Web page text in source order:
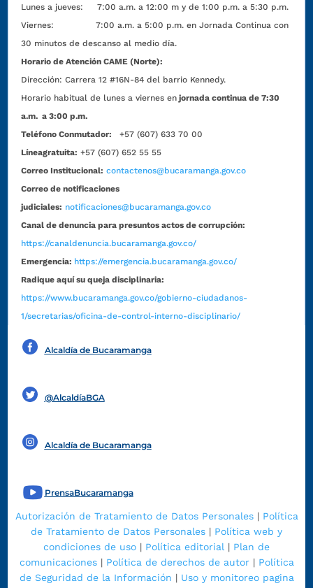
Lunes a jueves: 7:00 a.m. a 12:00 m y de 1:00 p.m. a 5:30 p.m.
Viernes: 7:00 a.m. a 5:00 p.m. en Jornada Continua con
30 minutos de descanso al medio día.
Horario de Atención CAME (Norte):
Dirección:Carrera 12 #16N-84 del barrio Kennedy.
Horario habitual de lunes a viernes en jornada continua de 7:30
a.m. a 3:00 p.m.
Teléfono Conmutador:
+57 (607) 633 70 00
Líneagratuita: +57 (607) 652 55 55
Correo Institucional: contactenos@bucaramanga.gov.co
Correo de notificaciones
judiciales: notificaciones@bucaramanga.gov.co
Canal de denuncia para presuntos actos de corrupción:
https://canaldenuncia.bucaramanga.gov.co/
Emergencia: https://emergencia.bucaramanga.gov.co/
Radique aquí su queja disciplinaria:
https://www.bucaramanga.gov.co/gobierno-ciudadanos-
1/secretarias/oficina-de-control-interno-disciplinario/
Alcaldía de Bucaramanga
@AlcaldíaBGA
Alcaldía de Bucaramanga
PrensaBucaramanga
Autorización de Tratamiento de Datos Personales| Política
de Tratamiento de Datos Personales | Política web y
condiciones de uso | Política editorial | Plan de
comunicaciones| Política de derechos de autor| Política
de Seguridad de la Información | Uso y monitoreo pagina